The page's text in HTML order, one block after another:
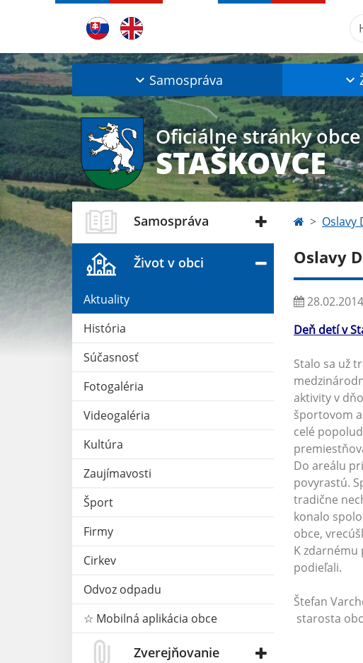
Samospráva
Oficiálne stránky obce
STAŠKOVCE
Samospráva
Život v obci
Aktuality
História
Súčasnosť
Fotogaléria
Videogaléria
Kultúra
Zaujímavosti
Šport
Firmy
Cirkev
Odvoz odpadu
☆ Mobilná aplikácia obce
Zverejňovanie
Oslavy
Oslavy
28.02.2014
Deň detí v
Stalo sa už
aktivity v
športovom
celé
Do areálu
povyrastú.
tradične
konalo
obce,
K zdarnému
podieľali.
Štefan
starosta